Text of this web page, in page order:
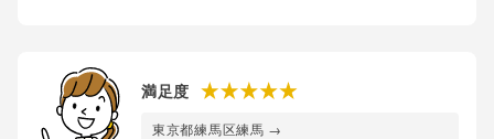
満足度
東京都練馬区練馬 →